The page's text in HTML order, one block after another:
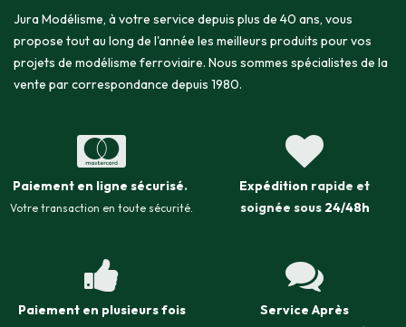
Jura Modélisme, à votre service depuis plus de 40 ans, vous
propose tout au long de l'année les meilleurs produits pour vos
projets de modélisme ferroviaire. Nous sommes spécialistes de la
vente par correspondance depuis 1980.
Paiement en ligne sécurisé.
Votre transaction en toute sécurité.
Expédition rapide et
soignée sous 24/48h
Paiement en plusieurs fois
Service Après